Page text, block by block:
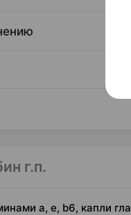
г.п.
a, e, b6, капли